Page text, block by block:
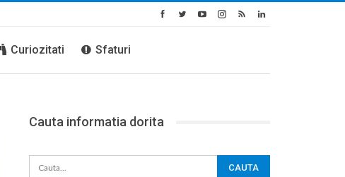
Curiozitati Sfaturi
Cauta informatia dorita